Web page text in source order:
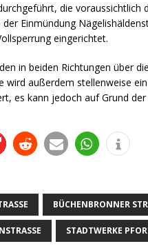
die voraussichtlich
Einmündung
eingerichtet.
in beiden Richtungen über
wird außerdem stellenweise
es kann jedoch auf Grund der
BÜCHENBRONNER
STADTWERKE